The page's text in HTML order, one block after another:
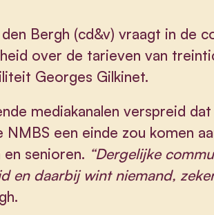
Bergh (cd&v) vraagt in de
over de tarieven van
Georges Gilkinet.
mediakanalen verspreid
een einde zou komen
senioren. “Dergelijke
en daarbij wint niemand,